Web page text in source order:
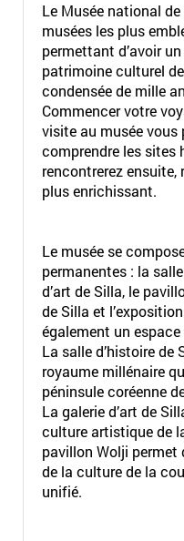
Le Musée national de
musées les plus
permettant d’avoir
patrimoine culturel
condensée de mille
Commencer votre
visite au musée vous
comprendre les sites
rencontrerez ensuite,
plus enrichissant.
Le musée se
permanentes : la
d’art de Silla, le
de Silla et
également un
La salle d’histoire de
royaume millénaire
péninsule coréenne
La galerie d’art de
culture artistique de
pavillon Wolji permet
de la culture de la
unifié.